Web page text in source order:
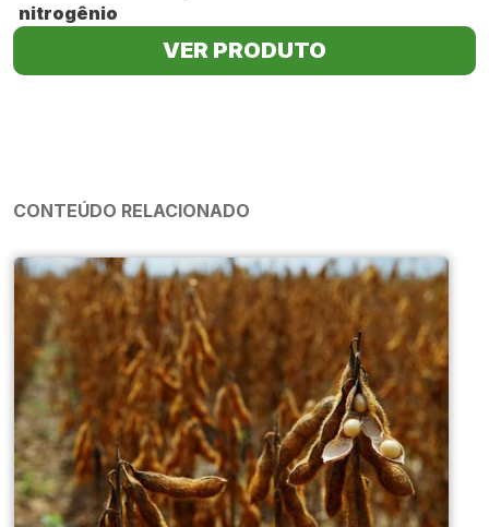
nitrogênio
VER PRODUTO
CONTEÚDO RELACIONADO